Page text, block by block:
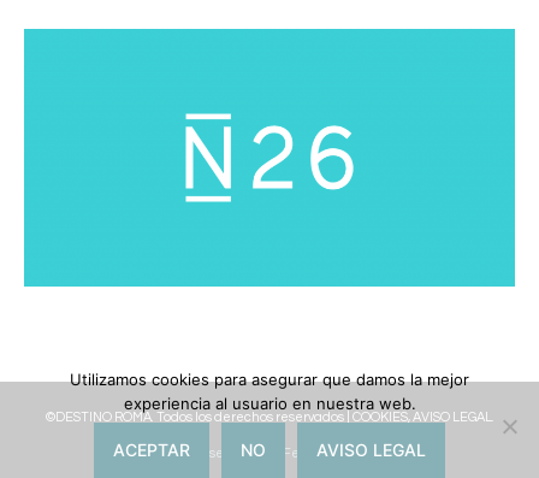
©DESTINO ROMA. Todos los derechos reservados | COOKIES, AVISO LEGAL.
Diseñada por Felicitosa
Utilizamos cookies para asegurar que damos la mejor
experiencia al usuario en nuestra web.
ACEPTAR NO AVISO LEGAL